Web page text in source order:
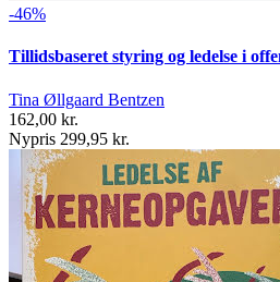
-46%
Tillidsbaseret styring og ledelse i
Tina Øllgaard Bentzen
162,00 kr.
Nypris 299,95 kr.